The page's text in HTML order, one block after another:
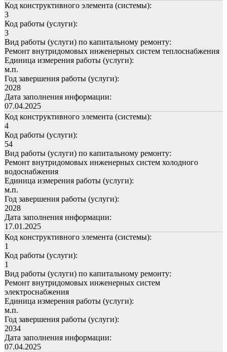
Код конструктивного элемента (системы):
3
Код работы (услуги):
3
Вид работы (услуги) по капитальному ремонту:
Ремонт внутридомовых инженерных систем теплоснабжения
Единица измерения работы (услуги):
м.п.
Год завершения работы (услуги):
2028
Дата заполнения информации:
07.04.2025
Код конструктивного элемента (системы):
4
Код работы (услуги):
54
Вид работы (услуги) по капитальному ремонту:
Ремонт внутридомовых инженерных систем холодного
водоснабжения
Единица измерения работы (услуги):
м.п.
Год завершения работы (услуги):
2028
Дата заполнения информации:
17.01.2025
Код конструктивного элемента (системы):
1
Код работы (услуги):
1
Вид работы (услуги) по капитальному ремонту:
Ремонт внутридомовых инженерных систем
электроснабжения
Единица измерения работы (услуги):
м.п.
Год завершения работы (услуги):
2034
Дата заполнения информации:
07.04.2025